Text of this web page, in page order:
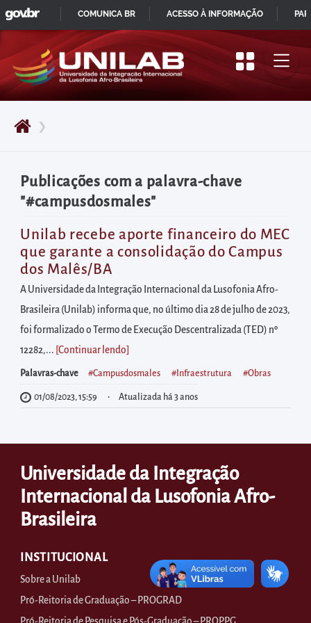
Pular
para
início
do
principal
Acessar
diretamente
o
menu
principal
Acessar
diretamente
à
área
para
realizar
buscas
diretamente
as
informações
no
rodapé
❯
Publicações com a palavra-chave
"#campusdosmales"
Unilab recebe aporte financeiro do MEC
que garante a consolidação do Campus
dos Malês/BA
A Universidade da Integração Internacional da Lusofonia Afro-
Brasileira (Unilab) informa que, no último dia 28 de julho de 2023,
foi formalizado o Termo de Execução Descentralizada (TED) nº
12282,... [Continuar lendo
Palavras-chave #campusdosmales #infraestrutura #obras
01/08/2023, 15:59 Atualizada há 3 anos
Universidade da Integração
Internacional da Lusofonia Afro-
Brasileira
INSTITUCIONAL
Sobre a Unilab
Pró-Reitoria de Graduação – PROGRAD
IR
PARA
CONTEÚDO
GOVBR
COMUNICA BR ACESSO À INFORMAÇÃO